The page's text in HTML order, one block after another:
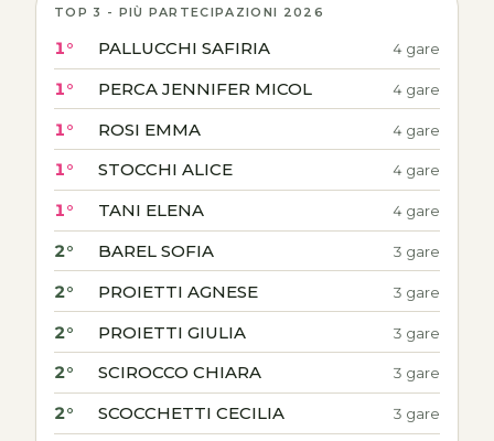
TOP 3 - PIÙ PARTECIPAZIONI 2026
1° PALLUCCHI SAFIRIA 4 gare
1° PERCA JENNIFER MICOL 4 gare
1° ROSI EMMA 4 gare
1° STOCCHI ALICE 4 gare
1° TANI ELENA 4 gare
2° BAREL SOFIA 3 gare
2° PROIETTI AGNESE 3 gare
2° PROIETTI GIULIA 3 gare
2° SCIROCCO CHIARA 3 gare
2° SCOCCHETTI CECILIA 3 gare